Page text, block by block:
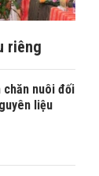
riêng
chăn nuôi đối
liệu